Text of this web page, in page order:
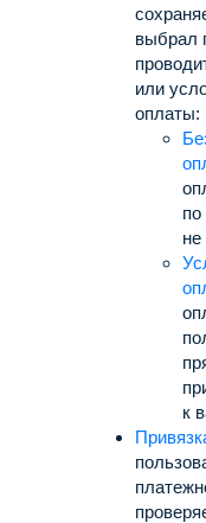
выбрал
или
оплаты:
не
к